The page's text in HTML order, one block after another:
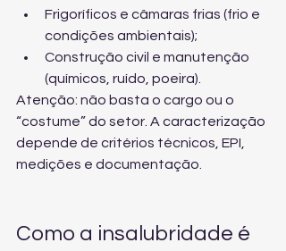
Frigoríficos e câmaras frias (frio e
condições ambientais);
Construção civil e manutenção
(químicos, ruído, poeira).
Atenção: não basta o cargo ou o
“costume” do setor. A caracterização
depende de critérios técnicos, EPI,
medições e documentação.
Como a insalubridade é